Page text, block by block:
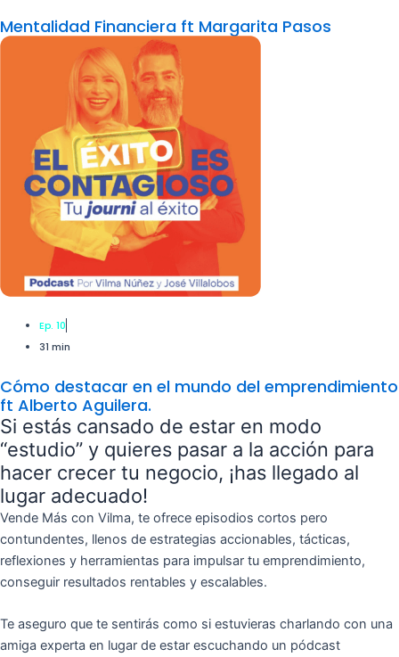
Mentalidad Financiera ft Margarita Pasos
Ep. 10
31 min
Cómo destacar en el mundo del emprendimiento
ft Alberto Aguilera.
Si estás cansado de estar en modo
“estudio” y quieres pasar a la acción para
hacer crecer tu negocio, ¡has llegado al
lugar adecuado!
Vende Más con Vilma, te ofrece episodios cortos pero
contundentes, llenos de estrategias accionables, tácticas,
reflexiones y herramientas para impulsar tu emprendimiento,
conseguir resultados rentables y escalables.
Te aseguro que te sentirás como si estuvieras charlando con una
amiga experta en lugar de estar escuchando un pódcast